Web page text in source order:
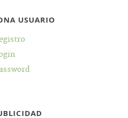
USUARIO